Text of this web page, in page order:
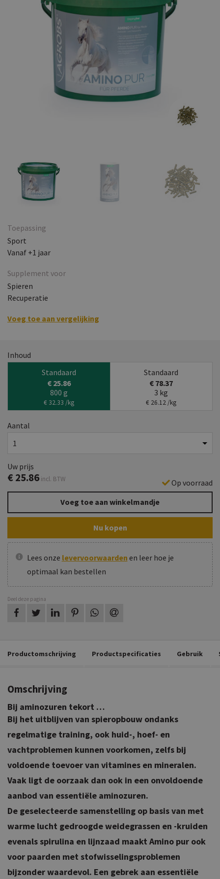
Toepassing
Sport
Vanaf +1 jaar
Supplement voor
Spieren
Recuperatie
Voeg toe aan vergelijking
Inhoud
Standaard
€ 25.86
800 g
€ 32.33 /kg
Standaard
€ 78.37
3 kg
€ 26.12 /kg
Aantal
Uw prijs
€ 25.86 incl. BTW
Op voorraad
Voeg toe aan winkelmandje
Nu kopen
Lees onze levervoorwaarden en leer hoe je
optimaal kan bestellen
Deel deze pagina
op Facebookop Twitterop LinkedInop Pinterestop WhatsApp
Productomschrijving Productspecificaties Gebruik
Omschrijving
Bij aminozuren tekort …
Bij het uitblijven van spieropbouw ondanks
regelmatige training, ook huid-, hoef- en
vachtproblemen kunnen voorkomen, zelfs bij
voldoende toevoer van vitamines en mineralen.
Vaak ligt de oorzaak dan ook in een onvoldoende
aanbod van essentiële aminozuren.
De geselecteerde samenstelling op basis van met
warme lucht gedroogde weidegrassen en -kruiden
evenals spirulina en lijnzaad maakt Amino pur ook
voor paarden met stofwisselingsproblemen
bijzonder waardevol. Een gebrek aan essentiële